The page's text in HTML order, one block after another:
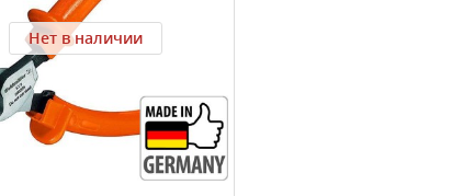
Нет в наличии